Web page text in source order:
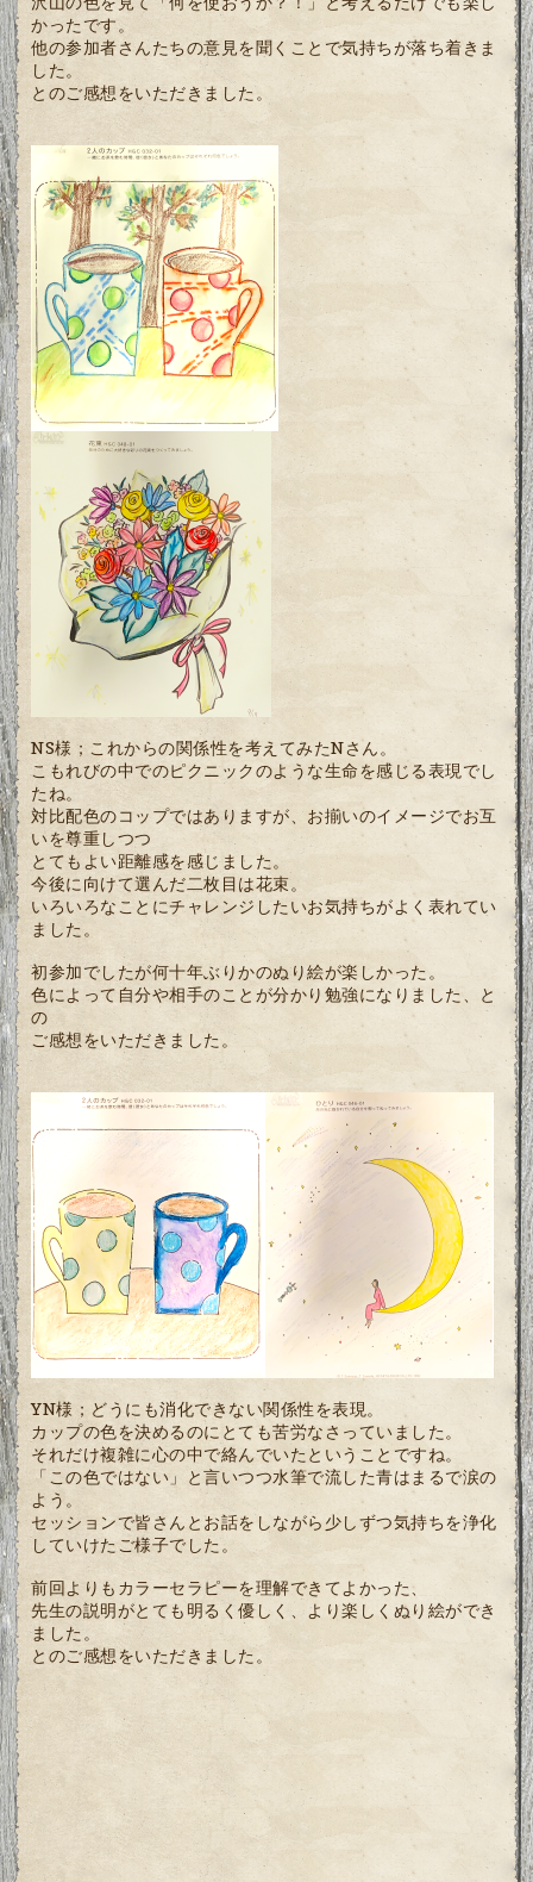
かったです。
他の参加者さんたちの意見を聞くことで気持ちが落ち着きま
した。
とのご感想をいただきました。
NS様；これからの関係性を考えてみたNさん。
こもれびの中でのピクニックのような生命を感じる表現でし
たね。
対比配色のコップではありますが、お揃いのイメージでお互
いを尊重しつつ
とてもよい距離感を感じました。
今後に向けて選んだ二枚目は花束。
いろいろなことにチャレンジしたいお気持ちがよく表れてい
ました。
初参加でしたが何十年ぶりかのぬり絵が楽しかった。
色によって自分や相手のことが分かり勉強になりました、と
の
ご感想をいただきました。
YN様；どうにも消化できない関係性を表現。
カップの色を決めるのにとても苦労なさっていました。
それだけ複雑に心の中で絡んでいたということですね。
「この色ではない」と言いつつ水筆で流した青はまるで涙の
よう。
セッションで皆さんとお話をしながら少しずつ気持ちを浄化
していけたご様子でした。
前回よりもカラーセラピーを理解できてよかった、
先生の説明がとても明るく優しく、より楽しくぬり絵ができ
ました。
とのご感想をいただきました。